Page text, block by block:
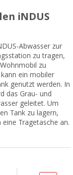
iNDUS
Abwasser zur
zu tragen,
zu
ein mobiler
genutzt werden. In
das Grau- und
geleitet. Um
Tank zu lagern,
eine Tragetasche an.